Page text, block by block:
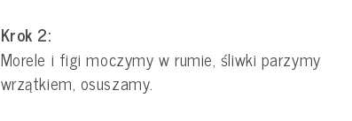
Krok 2:
Morele i figi moczymy w rumie, śliwki parzymy
wrzątkiem, osuszamy.